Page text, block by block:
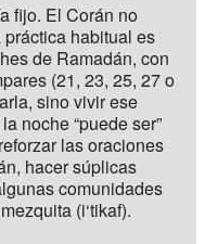
fijo. El Corán no
habitual es
de Ramadán, con
(21, 23, 25, 27 o
sino vivir ese
noche “puede ser”
las oraciones
hacer súplicas
comunidades
(i‘tikaf).